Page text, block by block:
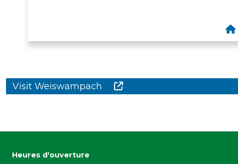
Visit Weiswampach
Heures d'ouverture